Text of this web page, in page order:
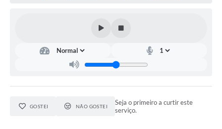
GOSTEI NÃO GOSTEI
Seja o primeiro a curtir este
serviço.